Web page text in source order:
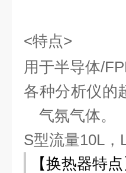
<特点>
用于半导体/
各种分析仪的
气氛气体。
S型流量10L
【换热器特点